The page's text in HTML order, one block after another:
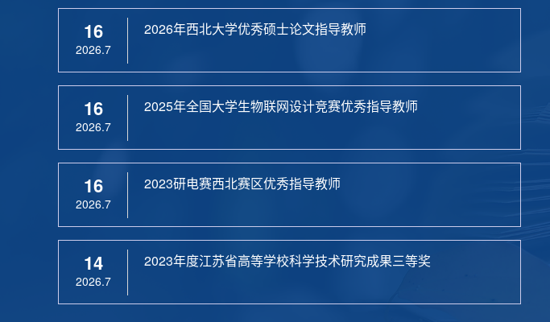
16
2026.7
2026年西北大学优秀硕士论文指导教师
16
2026.7
2025年全国大学生物联网设计竞赛优秀指导教师
16
2026.7
2023研电赛西北赛区优秀指导教师
14
2026.7
2023年度江苏省高等学校科学技术研究成果三等奖